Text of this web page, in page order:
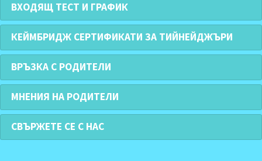
ВХОДЯЩ ТЕСТ И ГРАФИК
КЕЙМБРИДЖ СЕРТИФИКАТИ ЗА ТИЙНЕЙДЖЪРИ
ВРЪЗКА С РОДИТЕЛИ
МНЕНИЯ НА РОДИТЕЛИ
СВЪРЖЕТЕ СЕ С НАС